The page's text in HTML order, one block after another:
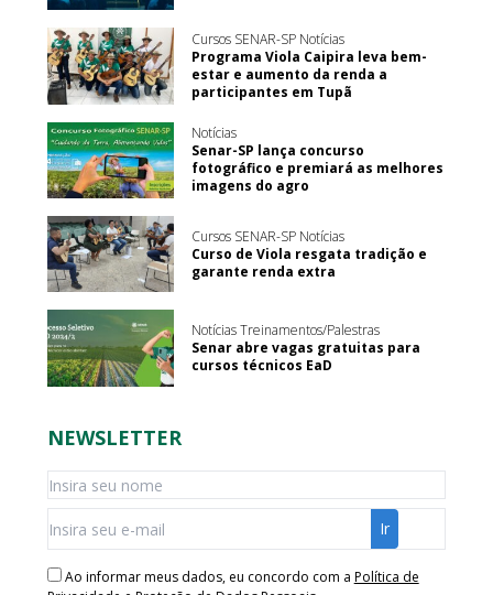
Cursos SENAR-SP Notícias
Programa Viola Caipira leva bem-
estar e aumento da renda a
participantes em Tupã
Notícias
Senar-SP lança concurso
fotográfico e premiará as melhores
imagens do agro
Cursos SENAR-SP Notícias
Curso de Viola resgata tradição e
garante renda extra
Notícias Treinamentos/Palestras
Senar abre vagas gratuitas para
cursos técnicos EaD
NEWSLETTER
Ao informar meus dados, eu concordo com a Política de